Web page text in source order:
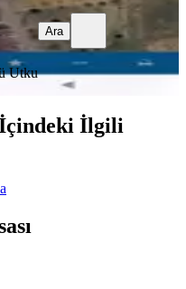
Utku
Ara
İçindeki İlgili